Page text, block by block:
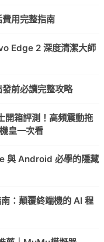
用完整指南
Edge 2 深度清潔大師
前必讀完整攻略
箱評測！高頻震動拖
皇一次看
與 Android 必學的隱藏
：顛覆終端機的 AI 程